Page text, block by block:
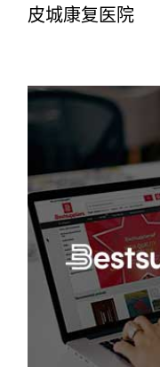
皮城康复医院